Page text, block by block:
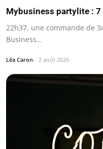
Mybusiness partylite :
22h37, une commande de
Business…
Léa Caron 2 août 2026